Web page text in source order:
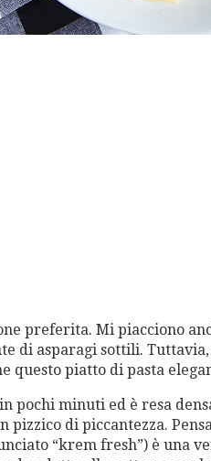
preferita. Mi piacciono
di asparagi sottili.
questo piatto di pasta
pochi minuti ed è resa
pizzico di piccantezza.
“krem fresh”) è una